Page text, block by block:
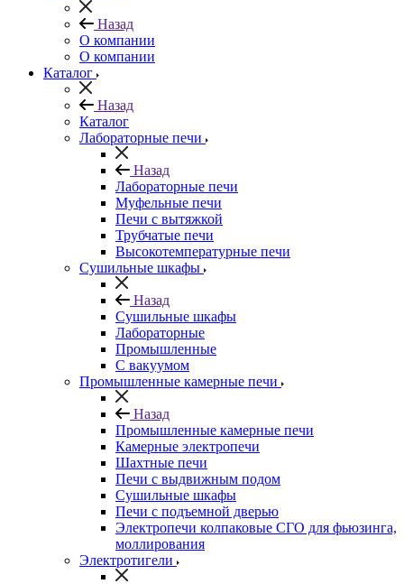
Назад
О компании
О компании
Каталог
Назад
Каталог
Лабораторные печи
Назад
Лабораторные печи
Муфельные печи
Печи с вытяжкой
Трубчатые печи
Высокотемпературные печи
Сушильные шкафы
Назад
Сушильные шкафы
Лабораторные
Промышленные
С вакуумом
Промышленные камерные печи
Назад
Промышленные камерные печи
Камерные электропечи
Шахтные печи
Печи с выдвижным подом
Сушильные шкафы
Печи с подъемной дверью
Электропечи колпаковые СГО для фьюзинга,
моллирования
Электротигели